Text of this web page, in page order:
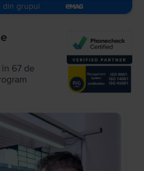
din grupul
67 de